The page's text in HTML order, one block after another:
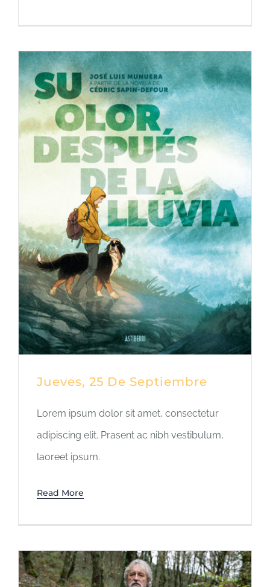
Jueves, 25 De Septiembre
Lorem ipsum dolor sit amet, consectetur
adipiscing elit. Prasent ac nibh vestibulum,
laoreet ipsum.
Read More